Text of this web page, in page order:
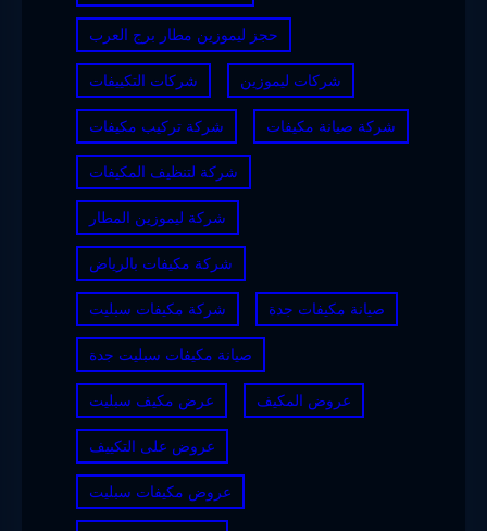
حجز ليموزين مطار برج العرب
شركات التكييفات شركات ليموزين
شركة تركيب مكيفات شركة صيانة مكيفات
شركة لتنظيف المكيفات
شركة ليموزين المطار
شركة مكيفات بالرياض
شركة مكيفات سبليت صيانة مكيفات جدة
صيانة مكيفات سبليت جدة
عرض مكيف سبليت عروض المكيف
عروض على التكييف
عروض مكيفات سبليت